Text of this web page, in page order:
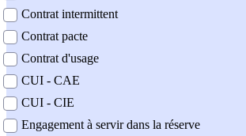
Contrat intermittent
Contrat pacte
Contrat d'usage
CUI - CAE
CUI - CIE
Engagement à servir dans la réserve